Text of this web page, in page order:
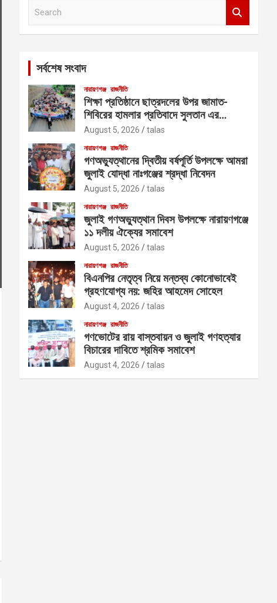
সর্বশেষ সংবাদ
নারায়ণগঞ্জ রাজনীতি
শিক্ষা প্রতিষ্ঠানে ছাত্রদলের উপর জামাত-
শিবিরের হামলার প্রতিবাদে সুলতান এর
নেতৃত্বে বিক্ষোভ
August 5, 2026 talas
নারায়ণগঞ্জ রাজনীতি
গণঅভ্যুত্থানের দ্বিতীয় বর্ষপূর্তি উপলক্ষে আমরা
জুলাই যোদ্ধা নাঃগঞ্জের শ্রদ্ধা নিবেদন
August 5, 2026 talas
নারায়ণগঞ্জ রাজনীতি
জুলাই গণঅভ্যুত্থান দিবস উপলক্ষে নারায়ণগঞ্জে
১১ দলীয় ঐক্যের সমাবেশ
August 5, 2026 talas
নারায়ণগঞ্জ রাজনীতি
বিএনপির নেতৃত্ব নিয়ে মন্তব্য কোনোভাবেই
গ্রহণযোগ্য নয়: জহির আহমেদ সোহেল
August 4, 2026 talas
নারায়ণগঞ্জ রাজনীতি
গণভোটের রায় বাস্তবায়ন ও জুলাই গণহত্যার
বিচারের দাবিতে শ্রমিক সমাবেশ
August 4, 2026 talas